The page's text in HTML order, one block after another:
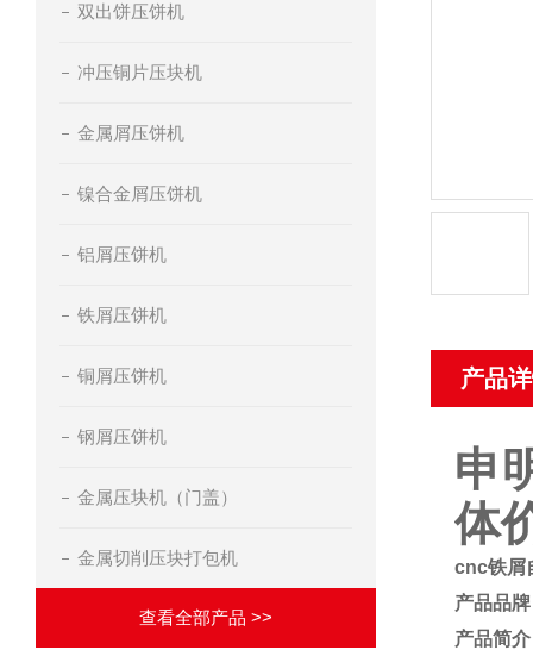
双出饼压饼机
冲压铜片压块机
金属屑压饼机
镍合金屑压饼机
铝屑压饼机
铁屑压饼机
铜屑压饼机
钢屑压饼机
金属压块机（门盖）
金属切削压块打包机
查看全部产品 >>
产品
申
体
cnc铁屑
产品品
产品简